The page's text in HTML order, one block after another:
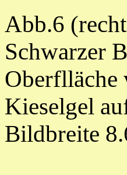
Abb.6
Schwarzer
Oberflläche
Kieselgel
Bildbreite